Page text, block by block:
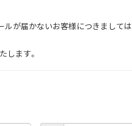
ルが届かないお客様につきましては
します。